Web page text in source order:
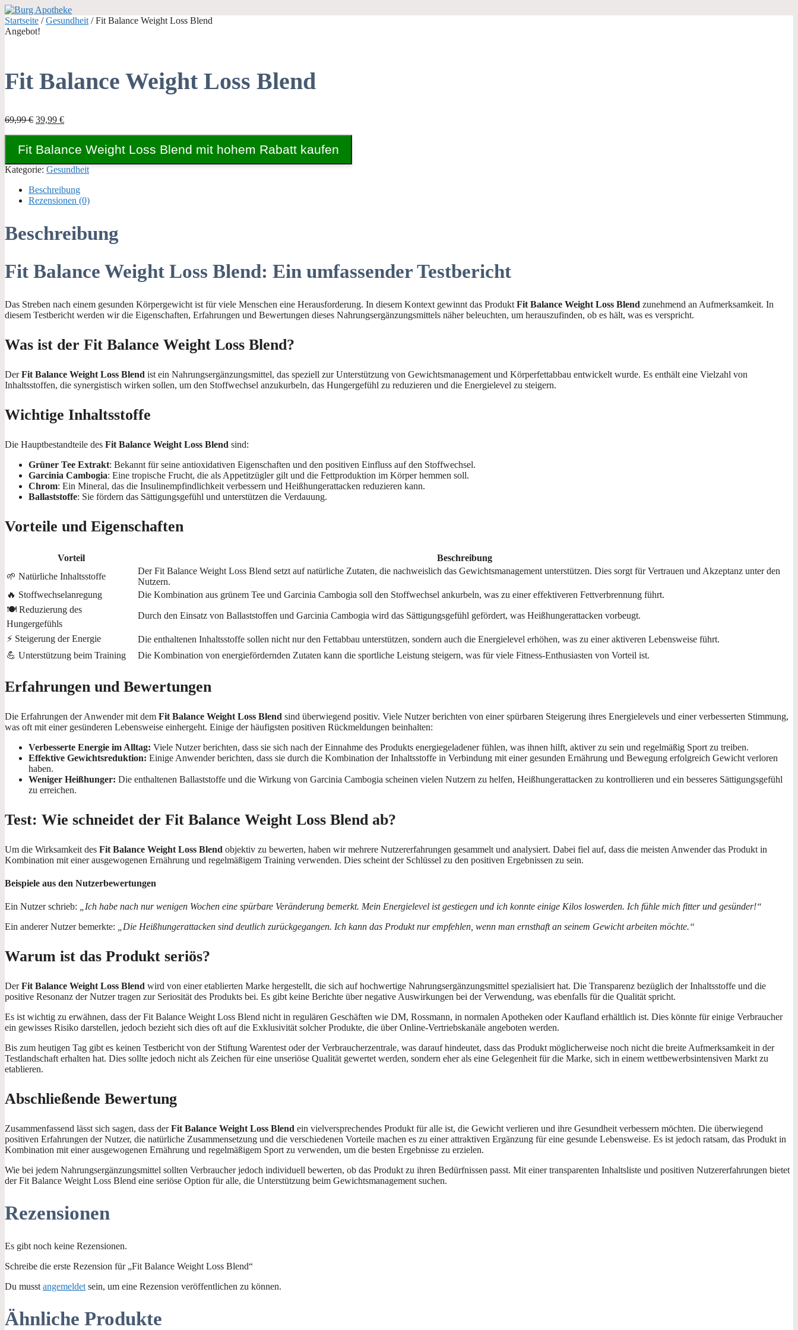
Zum
Inhalt
springen
Startseite /Gesundheit / Fit Balance Weight Loss Blend
Angebot!
Fit Balance Weight Loss Blend
69,99€ Ursprünglicher
69,99 €
39,99 €Aktueller
39,99 €.
Fit Balance Weight Loss Blend mit hohem Rabatt kaufen
Kategorie: Gesundheit
Beschreibung
Rezensionen (0)
Beschreibung
Fit Balance Weight Loss Blend: Ein umfassender Testbericht
Das Streben nach einem gesunden Körpergewicht ist für viele Menschen eine Herausforderung. In diesem Kontext gewinnt das Produkt Fit Balance Weight Loss Blend zunehmend an Aufmerksamkeit. In
diesem Testbericht werden wir die Eigenschaften, Erfahrungen und Bewertungen dieses Nahrungsergänzungsmittels näher beleuchten, um herauszufinden, ob es hält, was es verspricht.
Was ist der Fit Balance Weight Loss Blend?
DerFit Balance Weight Loss Blend ist ein Nahrungsergänzungsmittel, das speziell zur Unterstützung von Gewichtsmanagement und Körperfettabbau entwickelt wurde. Es enthält eine Vielzahl von
Inhaltsstoffen, die synergistisch wirken sollen, um den Stoffwechsel anzukurbeln, das Hungergefühl zu reduzieren und die Energielevel zu steigern.
Wichtige Inhaltsstoffe
Die Hauptbestandteile des Fit Balance Weight Loss Blend sind:
Grüner Tee Extrakt: Bekannt für seine antioxidativen Eigenschaften und den positiven Einfluss auf den Stoffwechsel.
Garcinia Cambogia: Eine tropische Frucht, die als Appetitzügler gilt und die Fettproduktion im Körper hemmen soll.
Chrom: Ein Mineral, das die Insulinempfindlichkeit verbessern und Heißhungerattacken reduzieren kann.
Ballaststoffe: Sie fördern das Sättigungsgefühl und unterstützen die Verdauung.
Vorteile und Eigenschaften
Vorteil
Beschreibung
🌱 Natürliche Inhaltsstoffe
Der Fit Balance Weight Loss Blend setzt auf natürliche Zutaten, die nachweislich das Gewichtsmanagement unterstützen. Dies sorgt für Vertrauen und Akzeptanz unter den
Nutzern.
🔥 Stoffwechselanregung
Die Kombination aus grünem Tee und Garcinia Cambogia soll den Stoffwechsel ankurbeln, was zu einer effektiveren Fettverbrennung führt.
🍽️ Reduzierung des
Hungergefühls
Durch den Einsatz von Ballaststoffen und Garcinia Cambogia wird das Sättigungsgefühl gefördert, was Heißhungerattacken vorbeugt.
⚡ Steigerung der Energie
Die enthaltenen Inhaltsstoffe sollen nicht nur den Fettabbau unterstützen, sondern auch die Energielevel erhöhen, was zu einer aktiveren Lebensweise führt.
💪 Unterstützung beim Training
Die Kombination von energiefördernden Zutaten kann die sportliche Leistung steigern, was für viele Fitness-Enthusiasten von Vorteil ist.
Erfahrungen und Bewertungen
Die Erfahrungen der Anwender mit dem Fit Balance Weight Loss Blend sind überwiegend positiv. Viele Nutzer berichten von einer spürbaren Steigerung ihres Energielevels und einer verbesserten Stimmung,
was oft mit einer gesünderen Lebensweise einhergeht. Einige der häufigsten positiven Rückmeldungen beinhalten:
Verbesserte Energie im Alltag: Viele Nutzer berichten, dass sie sich nach der Einnahme des Produkts energiegeladener fühlen, was ihnen hilft, aktiver zu sein und regelmäßig Sport zu treiben.
Effektive Gewichtsreduktion: Einige Anwender berichten, dass sie durch die Kombination der Inhaltsstoffe in Verbindung mit einer gesunden Ernährung und Bewegung erfolgreich Gewicht verloren
haben.
Weniger Heißhunger: Die enthaltenen Ballaststoffe und die Wirkung von Garcinia Cambogia scheinen vielen Nutzern zu helfen, Heißhungerattacken zu kontrollieren und ein besseres Sättigungsgefühl
zu erreichen.
Test: Wie schneidet der Fit Balance Weight Loss Blend ab?
Um die Wirksamkeit des Fit Balance Weight Loss Blend objektiv zu bewerten, haben wir mehrere Nutzererfahrungen gesammelt und analysiert. Dabei fiel auf, dass die meisten Anwender das Produkt in
Kombination mit einer ausgewogenen Ernährung und regelmäßigem Training verwenden. Dies scheint der Schlüssel zu den positiven Ergebnissen zu sein.
Beispiele aus den Nutzerbewertungen
Ein Nutzer schrieb:
„Ich habe nach nur wenigen Wochen eine spürbare Veränderung bemerkt. Mein Energielevel ist gestiegen und ich konnte einige Kilos loswerden. Ich fühle mich fitter und gesünder!“
Ein anderer Nutzer bemerkte:
„Die Heißhungerattacken sind deutlich zurückgegangen. Ich kann das Produkt nur empfehlen, wenn man ernsthaft an seinem Gewicht arbeiten möchte.“
Warum ist das Produkt seriös?
DerFit Balance Weight Loss Blend wird von einer etablierten Marke hergestellt, die sich auf hochwertige Nahrungsergänzungsmittel spezialisiert hat. Die Transparenz bezüglich der Inhaltsstoffe und die
positive Resonanz der Nutzer tragen zur Seriosität des Produkts bei. Es gibt keine Berichte über negative Auswirkungen bei der Verwendung, was ebenfalls für die Qualität spricht.
Es ist wichtig zu erwähnen, dass der Fit Balance Weight Loss Blend nicht in regulären Geschäften wie DM, Rossmann, in normalen Apotheken oder Kaufland erhältlich ist. Dies könnte für einige Verbraucher
ein gewisses Risiko darstellen, jedoch bezieht sich dies oft auf die Exklusivität solcher Produkte, die über Online-Vertriebskanäle angeboten werden.
Bis zum heutigen Tag gibt es keinen Testbericht von der Stiftung Warentest oder der Verbraucherzentrale, was darauf hindeutet, dass das Produkt möglicherweise noch nicht die breite Aufmerksamkeit in der
Testlandschaft erhalten hat. Dies sollte jedoch nicht als Zeichen für eine unseriöse Qualität gewertet werden, sondern eher als eine Gelegenheit für die Marke, sich in einem wettbewerbsintensiven Markt zu
etablieren.
Abschließende Bewertung
Zusammenfassend lässt sich sagen, dass derFit Balance Weight Loss Blend ein vielversprechendes Produkt für alle ist, die Gewicht verlieren und ihre Gesundheit verbessern möchten. Die überwiegend
positiven Erfahrungen der Nutzer, die natürliche Zusammensetzung und die verschiedenen Vorteile machen es zu einer attraktiven Ergänzung für eine gesunde Lebensweise. Es ist jedoch ratsam, das Produkt in
Kombination mit einer ausgewogenen Ernährung und regelmäßigem Sport zu verwenden, um die besten Ergebnisse zu erzielen.
Wie bei jedem Nahrungsergänzungsmittel sollten Verbraucher jedoch individuell bewerten, ob das Produkt zu ihren Bedürfnissen passt. Mit einer transparenten Inhaltsliste und positiven Nutzererfahrungen bietet
der Fit Balance Weight Loss Blend eine seriöse Option für alle, die Unterstützung beim Gewichtsmanagement suchen.
Rezensionen
Es gibt noch keine Rezensionen.
Schreibe die erste Rezension für „Fit Balance Weight Loss Blend“
Du musst angemeldet sein, um eine Rezension veröffentlichen zu können.
Ähnliche Produkte